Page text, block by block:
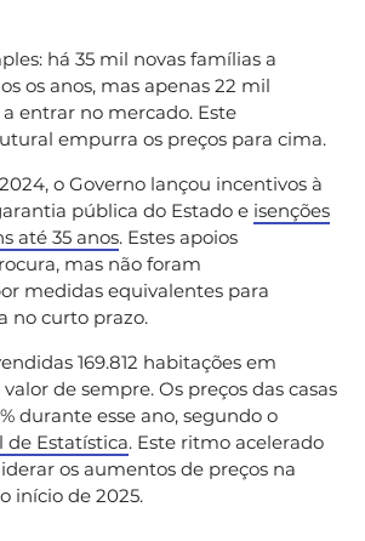
há 35 mil novas famílias a
os anos, mas apenas 22 mil
entrar no mercado. Este
empurra os preços para cima.
o Governo lançou incentivos à
pública do Estado e isenções
até 35 anos. Estes apoios
mas não foram
medidas equivalentes para
no curto prazo.
169.812 habitações em
de sempre. Os preços das casas
durante esse ano, segundo o
Estatística. Este ritmo acelerado
os aumentos de preços na
início de 2025.